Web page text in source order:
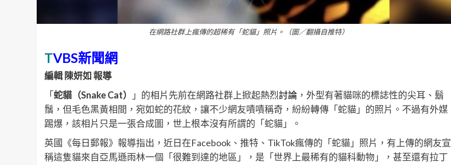
在網路社群上瘋傳的超稀有「蛇貓」照片。（圖／翻攝自推特）
TVBS新聞網
編輯 陳妍如 報導
「蛇貓（Snake Cat） 」的相片先前在網路社群上掀起熱烈討論 ，外型有著貓咪的標誌性的尖耳、鬍
鬚，但毛色黑黃相間，宛如蛇的花紋，讓不少網友嘖嘖稱奇，紛紛轉傳「蛇貓」的照片。不過有外媒
踢爆，該相片只是一張合成圖，世上根本沒有所謂的「蛇貓」。
英國《每日郵報》報導指出，近日在Facebook、推特、TikTok瘋傳的「蛇貓」照片，有上傳的網友宣
稱這隻貓來自亞馬遜雨林一個「很難到達的地區」，是「世界上最稀有的貓科動物」，甚至還有拉丁